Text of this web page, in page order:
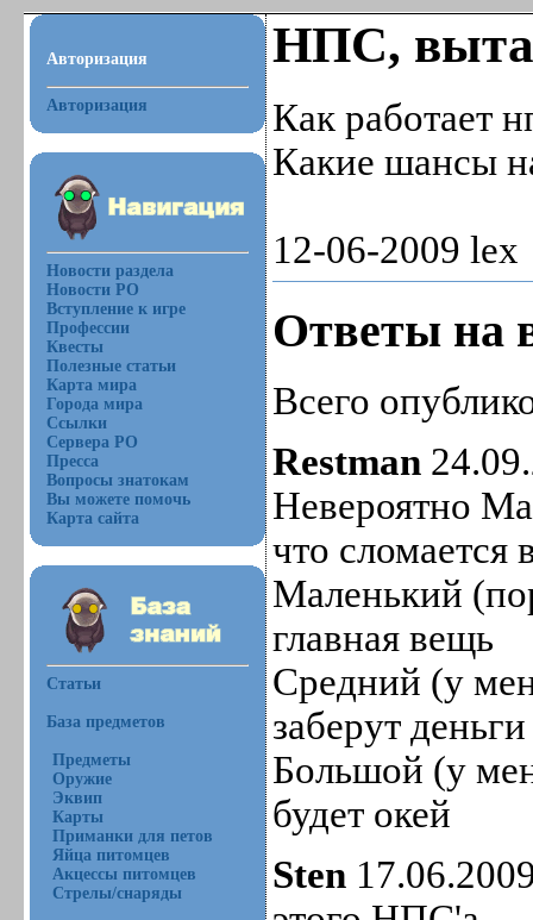
Авторизация
Авторизация
Новости раздела
Новости РО
Вступление к игре
Профессии
Квесты
Полезные статьи
Карта мира
Города мира
Ссылки
Сервера РО
Пресса
Вопросы знатокам
Вы можете помочь
Карта сайта
Статьи
База предметов
Предметы
Оружие
Эквип
Карты
Приманки для петов
Яйца питомцев
Акцессы питомцев
Стрелы/снаряды
НПС,
Как работает
Какие шансы
12-06-2009 lex
Ответы на
Всего
Restman
Невероятно
что сломается
Маленький
главная вещь
Средний (у
заберут
Большой (у
будет окей
Sten